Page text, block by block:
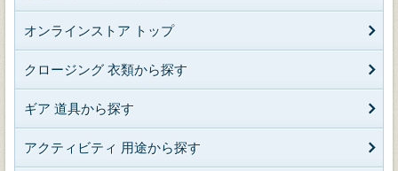
オンラインストア トップ
クロージング 衣類から探す
ギア 道具から探す
アクティビティ 用途から探す